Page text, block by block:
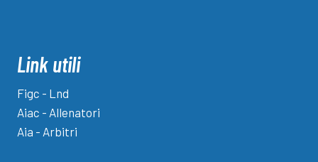
Link utili
Figc - Lnd
Aiac - Allenatori
Aia - Arbitri